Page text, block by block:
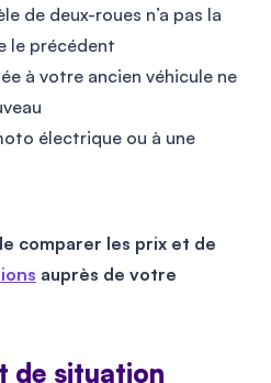
de deux-roues n’a pas la
le précédent
à votre ancien véhicule ne
électrique ou à une
comparer les prix et de
auprès de votre
de situation